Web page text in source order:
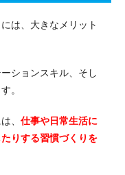
は、大きなメリット
ションスキル、そし
。
、 仕事や日常生活に
りする習慣づくりを